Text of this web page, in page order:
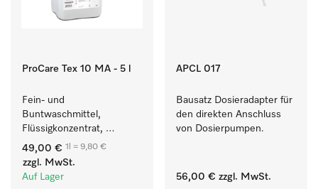
ProCare Tex 10 MA - 5 l
Fein- und
Buntwaschmittel,
Flüssigkonzentrat,
mildalkalisch, 5 l zur
Reinigung von
Buntwäsche und
49,00 € 1l = 9,80 €
zzgl. MwSt.
Auf Lager
APCL 017
Bausatz Dosieradapter für
den direkten Anschluss
von Dosierpumpen.
56,00 € zzgl. MwSt.